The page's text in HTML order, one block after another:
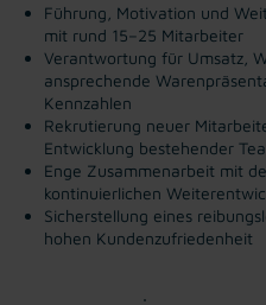
Führung, Motivation und
mit rund 15–25 Mitarbeiter
Verantwortung für Umsatz,
ansprechende
Kennzahlen
Rekrutierung neuer
Entwicklung bestehender
Enge Zusammenarbeit mit
kontinuierlichen
Sicherstellung eines
hohen Kundenzufriedenheit